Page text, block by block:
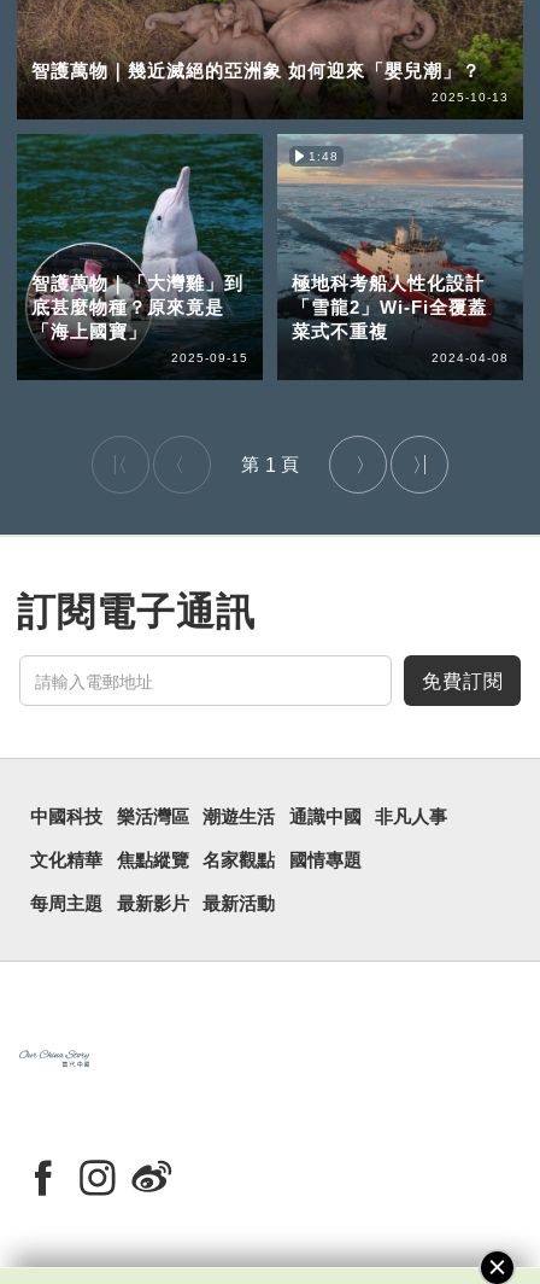
智護萬物｜幾近滅絕的亞洲象 如何迎來「嬰兒潮」？
2025-10-13
智護萬物｜「大灣雞」到
底甚麼物種？原來竟是
「海上國寶」
2025-09-15
1:48
極地科考船人性化設計
「雪龍2」Wi-Fi全覆蓋
菜式不重複
2024-04-08
1
訂閱電子通訊
免費訂閱
中國科技 樂活灣區 潮遊生活 通識中國 非凡人事
文化精華 焦點縱覽 名家觀點 國情專題
每周主題 最新影片 最新活動